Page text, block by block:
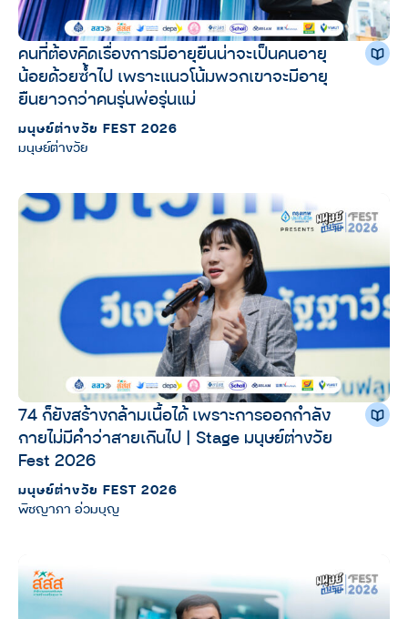
คนที่ต้องคิดเรื่องการมีอายุยืนน่าจะเป็นคนอายุ
น้อยด้วยซ้ำไป เพราะแนวโน้มพวกเขาจะมีอายุ
ยืนยาวกว่าคนรุ่นพ่อรุ่นแม่
มนุษย์ต่างวัย FEST 2026
มนุษย์ต่างวัย
74 ก็ยังสร้างกล้ามเนื้อได้ เพราะการออกกำลัง
กายไม่มีคำว่าสายเกินไป | Stage มนุษย์ต่างวัย
Fest 2026
มนุษย์ต่างวัย FEST 2026
พิชญาภา อ่วมบุญ